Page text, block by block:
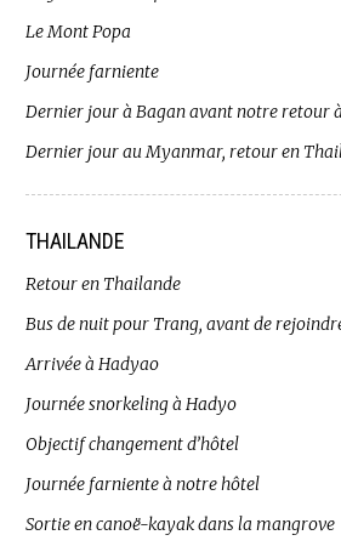
Le Mont Popa
Journée farniente
Dernier jour à Bagan avant notre retour
Dernier jour au Myanmar, retour en
THAILANDE
Retour en Thailande
Bus de nuit pour Trang, avant de
Arrivée à Hadyao
Journée snorkeling à Hadyo
Objectif changement d’hôtel
Journée farniente à notre hôtel
Sortie en canoë-kayak dans la mangrove